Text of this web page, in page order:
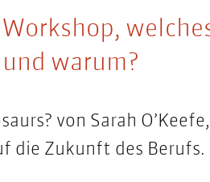
warum?
von Sarah
die Zukunft des Berufs.